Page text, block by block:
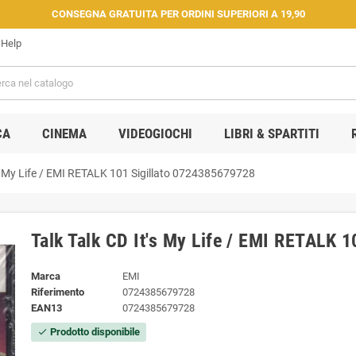
CONSEGNA GRATUITA PER ORDINI SUPERIORI A 19,90
Help
CINEMA VIDEOGIOCHI LIBRI & SPARTITI
My Life / EMI RETALK 101 Sigillato 0724385679728
Talk Talk CD It's My Life / EMI RETALK
Marca
EMI
Riferimento
0724385679728
EAN13
0724385679728
check Prodotto disponibile